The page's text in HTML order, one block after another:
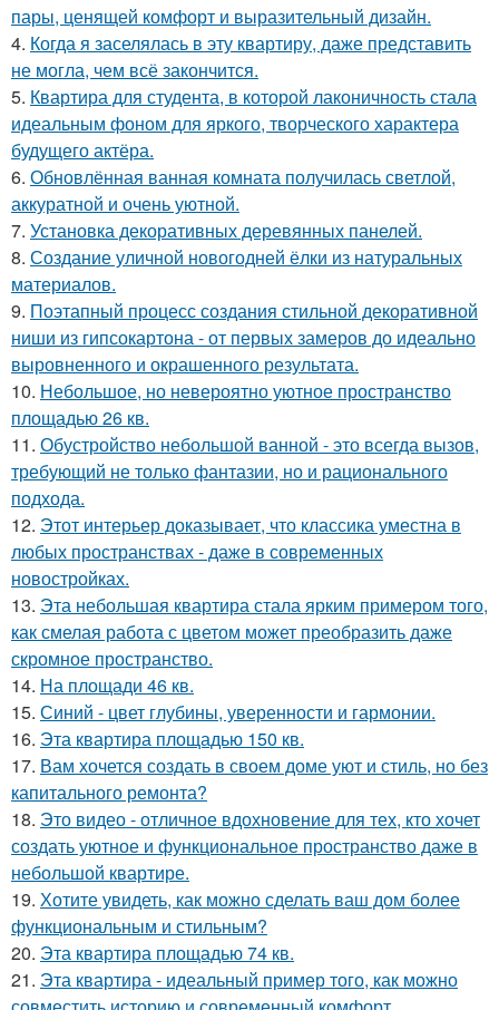
пары, ценящей комфорт и выразительный дизайн.
4. Когда я заселялась в эту квартиру, даже представить
не могла, чем всё закончится.
5. Квартира для студента, в которой лаконичность стала
идеальным фоном для яркого, творческого характера
будущего актёра.
6. Обновлённая ванная комната получилась светлой,
аккуратной и очень уютной.
7. Установка декоративных деревянных панелей.
8. Создание уличной новогодней ёлки из натуральных
материалов.
9. Поэтапный процесс создания стильной декоративной
ниши из гипсокартона - от первых замеров до идеально
выровненного и окрашенного результата.
10. Небольшое, но невероятно уютное пространство
площадью 26 кв.
11. Обустройство небольшой ванной - это всегда вызов,
требующий не только фантазии, но и рационального
подхода.
12. Этот интерьер доказывает, что классика уместна в
любых пространствах - даже в современных
новостройках.
13. Эта небольшая квартира стала ярким примером того,
как смелая работа с цветом может преобразить даже
скромное пространство.
14. На площади 46 кв.
15. Синий - цвет глубины, уверенности и гармонии.
16. Эта квартира площадью 150 кв.
17. Вам хочется создать в своем доме уют и стиль, но без
капитального ремонта?
18. Это видео - отличное вдохновение для тех, кто хочет
создать уютное и функциональное пространство даже в
небольшой квартире.
19. Хотите увидеть, как можно сделать ваш дом более
функциональным и стильным?
20. Эта квартира площадью 74 кв.
21. Эта квартира - идеальный пример того, как можно